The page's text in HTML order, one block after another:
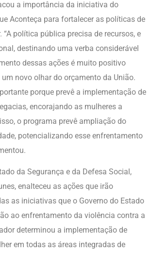
a importância da iniciativa do
Aconteça para fortalecer as políticas de
“A política pública precisa de recursos, e
destinando uma verba considerável
dessas ações é muito positivo
um novo olhar do orçamento da União.
porque prevê a implementação de
encorajando as mulheres a
o programa prevê ampliação do
potencializando esse enfrentamento
da Segurança e da Defesa Social,
enalteceu as ações que irão
as iniciativas que o Governo do Estado
ao enfrentamento da violência contra a
determinou a implementação de
em todas as áreas integradas de